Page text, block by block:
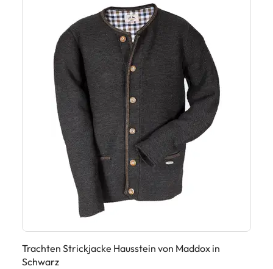
Trachten Strickjacke Hausstein von Maddox in
Schwarz